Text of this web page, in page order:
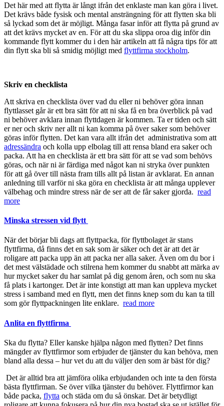
Det här med att flytta är långt ifrån det enklaste man kan göra i livet.
Det krävs både fysisk och mental ansträngning för att flytten ska bli
så lyckad som det är möjligt. Många fasar inför att flytta på grund av
att det krävs mycket av en. För att du ska slippa oroa dig inför din
kommande flytt kommer du i den här artikeln att få några tips för att
din flytt ska bli så smidig möjligt med flyttfirma stockholm.
Skriv en checklista
Att skriva en checklista över vad du eller ni behöver göra innan
flyttlasset går är ett bra sätt för att ni ska få en bra överblick på vad
ni behöver avklara innan flyttdagen är kommen. Ta er tiden och sätt
er ner och skriv ner allt ni kan komma på över saker som behöver
göras inför flytten. Det kan vara allt ifrån det administrativa som att
adressändra och kolla upp elbolag till att rensa bland era saker och
packa. Att ha en checklista är ett bra sätt för att se vad som behövs
göras, och när ni är färdiga med något kan ni stryka över punkten
för att gå över till nästa fram tills allt på listan är avklarat. En annan
anledning till varför ni ska göra en checklista är att många upplever
välbehag och mindre stress när de ser att de får saker gjorda. read
more
Minska stressen vid flytt
När det börjar bli dags att flyttpacka, för flyttbolaget är stans
flyttfirma, då finns det en sak som är säker och det är att det är
roligare att packa upp än att packa ner alla saker. Även om du bor i
det mest välstädade och stilrena hem kommer du snabbt att märka av
hur mycket saker du har samlat på dig genom åren, och som nu ska
få plats i kartonger. Det är inte konstigt att man kan uppleva mycket
stress i samband med en flytt, men det finns knep som du kan ta till
som gör flyttpackningen lite enklare. read more
Anlita en flyttfirma
Ska du flytta? Eller kanske hjälpa någon med flytten? Det finns
mängder av flyttfirmor som erbjuder de tjänster du kan behöva, men
bland alla dessa – hur vet du att du väljer den som är bäst för dig?
Det är alltid bra att jämföra olika erbjudanden och inte ta den första
bästa flyttfirman. Se över vilka tjänster du behöver. Flyttfirmor kan
både packa, flytta och städa om du så önskar. Det är betydligt